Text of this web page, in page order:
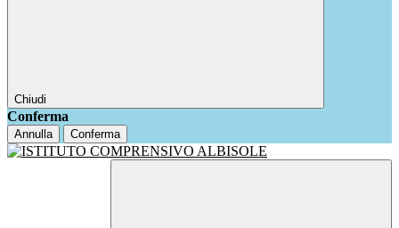
Chiudi
Conferma
Annulla Conferma